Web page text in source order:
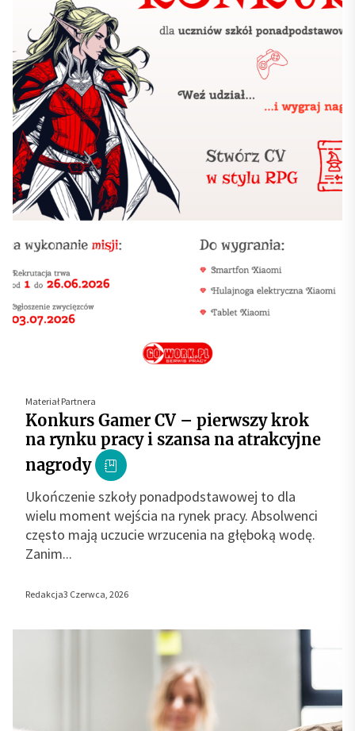
Materiał Partnera
Konkurs Gamer CV – pierwszy krok
na rynku pracy i szansa na atrakcyjne
nagrody
Ukończenie szkoły ponadpodstawowej to dla
wielu moment wejścia na rynek pracy. Absolwenci
często mają uczucie wrzucenia na głęboką wodę.
Zanim...
Redakcja3 Czerwca, 2026